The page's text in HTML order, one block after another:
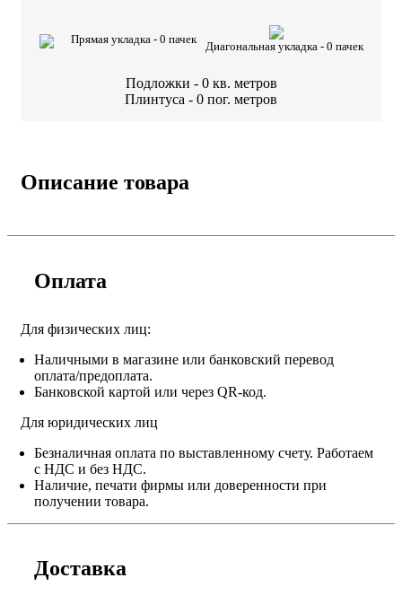
Прямая укладка - 0 пачек
Диагональная укладка - 0 пачек
Подложки - 0 кв. метров
Плинтуса - 0 пог. метров
Описание товара
Оплата
Для физических лиц:
Наличными в магазине или банковский перевод
оплата/предоплата.
Банковской картой или через QR-код.
Для юридических лиц
Безналичная оплата по выставленному счету. Работаем
с НДС и без НДС.
Наличие, печати фирмы или доверенности при
получении товара.
Доставка